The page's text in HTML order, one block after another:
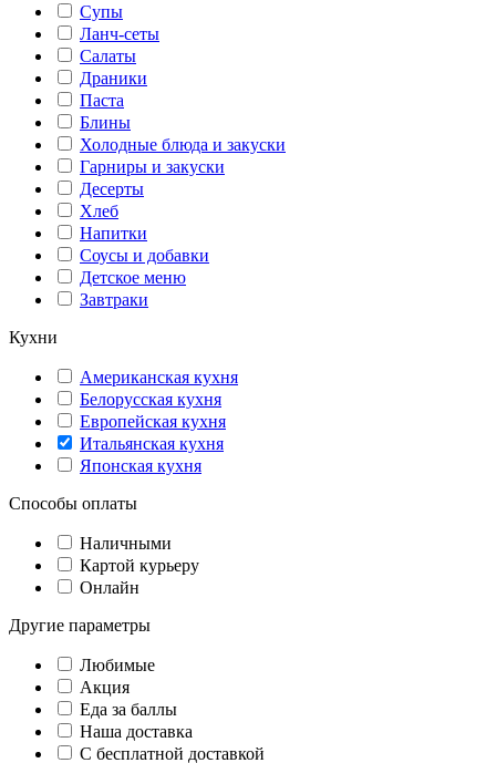
Супы
Ланч-сеты
Салаты
Драники
Паста
Блины
Холодные блюда и закуски
Гарниры и закуски
Десерты
Хлеб
Напитки
Соусы и добавки
Детское меню
Завтраки
Кухни
Американская кухня
Белорусская кухня
Европейская кухня
Итальянская кухня
Японская кухня
Способы оплаты
Наличными
Картой курьеру
Онлайн
Другие параметры
Любимые
Акция
Еда за баллы
Наша доставка
C бесплатной доставкой